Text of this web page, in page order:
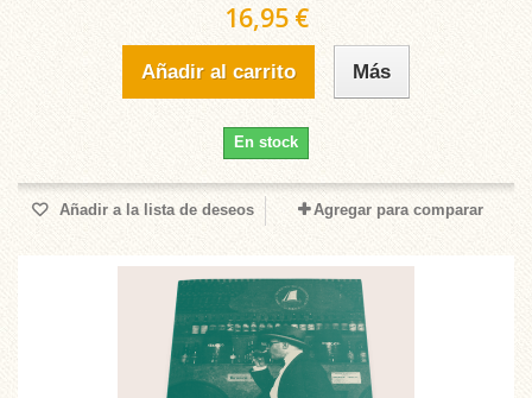
16,95 €
Añadir al carrito Más
En stock
Añadir a la lista de deseos Agregar para comparar